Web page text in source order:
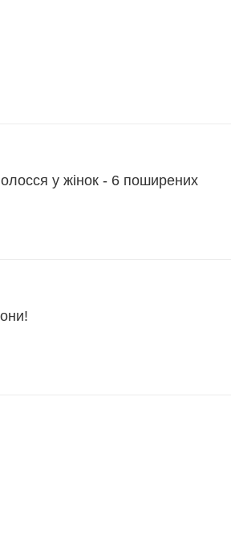
у жінок - 6 поширених